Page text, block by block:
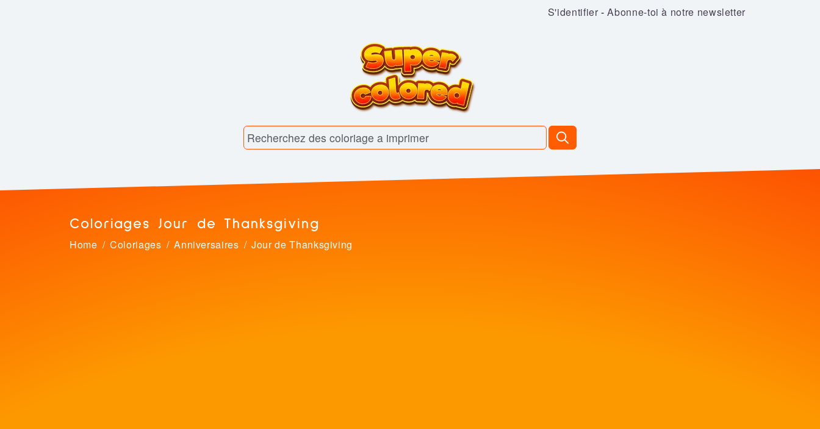
S'identifier -Abonne-toi à notre newsletter
Coloriages Jour de Thanksgiving
Home Coloriages Anniversaires Jour de Thanksgiving